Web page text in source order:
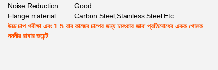
Noise Reduction:
Good
Flange material:
Carbon Steel,Stainless Steel Etc.
উচ্চ চাপ পরীক্ষা এবং 1.5 বার কাজের চাপের জন্য চমৎকার জারা প্রতিরোধের একক গোলক
নমনীয় রাবার জয়েন্ট